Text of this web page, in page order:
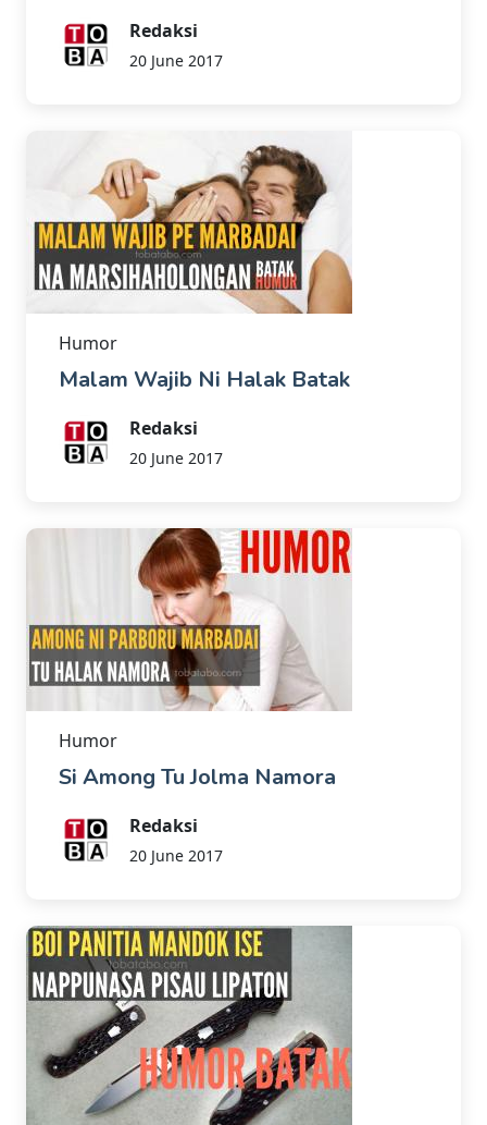
Redaksi
20 June 2017
Humor
Malam Wajib Ni Halak Batak
Redaksi
20 June 2017
Humor
Si Among Tu Jolma Namora
Redaksi
20 June 2017